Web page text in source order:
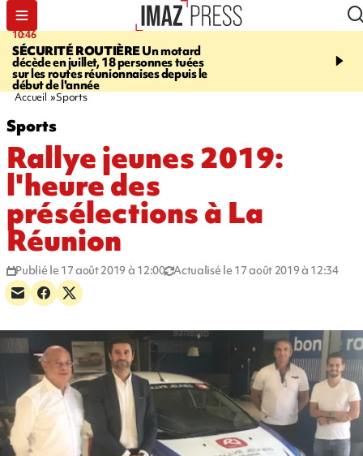
10:46
SÉCURITÉ ROUTIÈREUn motard
décède en juillet, 18 personnes tuées
sur les routes réunionnaises depuis le
début de l'année
13:49
mineurs - un courrier
Accueil Sports
Sports
Rallye jeunes 2019:
l'heure des
présélections à La
Réunion
Publié le 17 août 2019 à 12:00 Actualisé le 17 août 2019 à 12:34